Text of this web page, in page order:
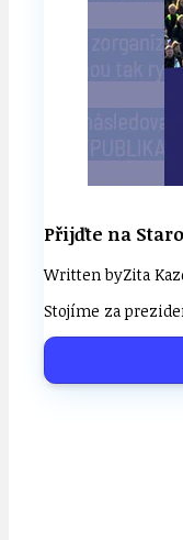
Přijďte na
Written byZita
Stojíme za